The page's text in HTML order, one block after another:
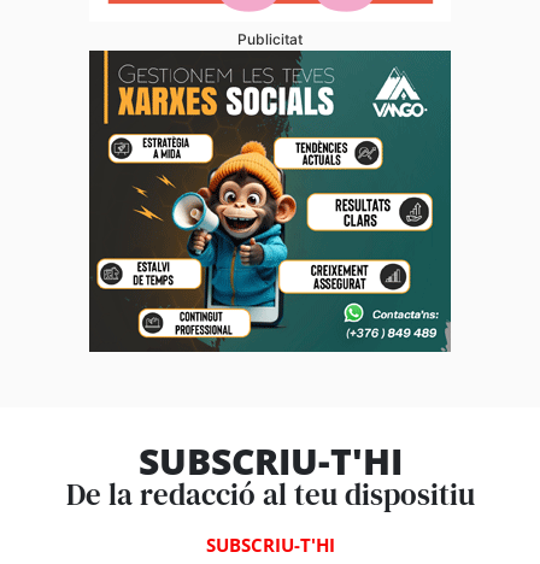
Publicitat
SUBSCRIU-T'HI
De la redacció al teu dispositiu
SUBSCRIU-T'HI